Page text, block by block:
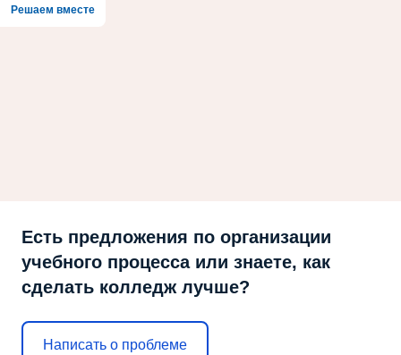
Решаем вместе
Есть предложения по организации
учебного процесса или знаете, как
сделать колледж лучше?
Написать о проблеме